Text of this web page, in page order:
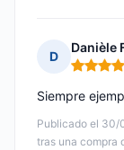
D
Danièle
Nota: 5
Publicado el 30/
tras una compra
Siempre